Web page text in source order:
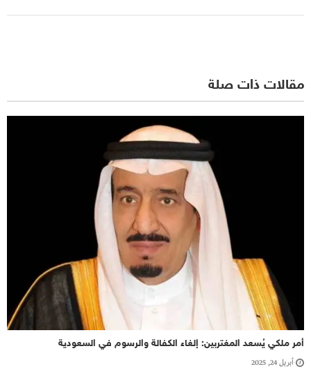
مقالات ذات صلة
أمر ملكي يُسعد المغتربين: إلغاء الكفالة والرسوم في السعودية
أبريل 24, 2025